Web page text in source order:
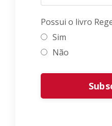
Possui o livro
Sim
Não
Form
submission[]